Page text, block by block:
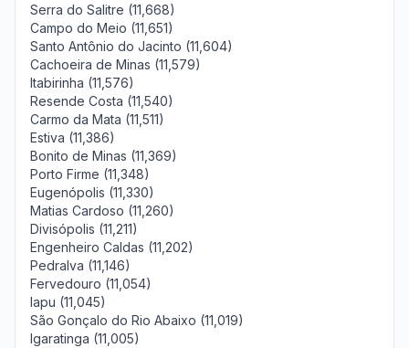
Serra do Salitre (11,668)
Campo do Meio (11,651)
Santo Antônio do Jacinto (11,604)
Cachoeira de Minas (11,579)
Itabirinha (11,576)
Resende Costa (11,540)
Carmo da Mata (11,511)
Estiva (11,386)
Bonito de Minas (11,369)
Porto Firme (11,348)
Eugenópolis (11,330)
Matias Cardoso (11,260)
Divisópolis (11,211)
Engenheiro Caldas (11,202)
Pedralva (11,146)
Fervedouro (11,054)
Iapu (11,045)
São Gonçalo do Rio Abaixo (11,019)
Igaratinga (11,005)